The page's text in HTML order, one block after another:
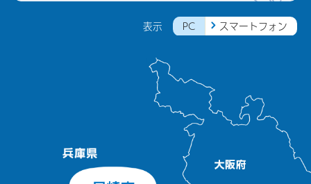
表示 PC スマートフォン